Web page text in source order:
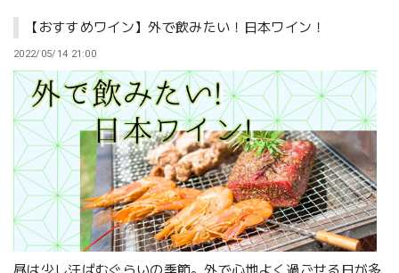
【おすすめワイン】外で飲みたい！日本ワイン！
2022/05/14 21:00